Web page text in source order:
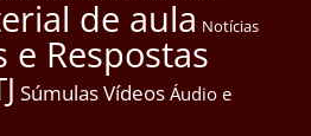
de aula Notícias
e Respostas
SúmulasVídeos Áudio e